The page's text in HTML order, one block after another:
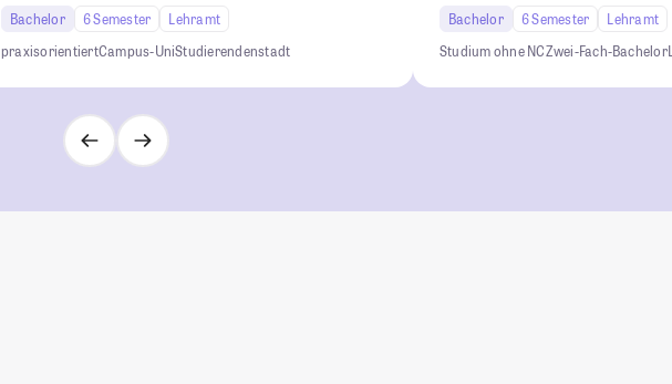
Bachelor 6 Semester
Lehramt
praxisorientiertCampus-UniStudierendenstadt
Bachelor 6 Semester
Lehramt
Studium ohne NCZwei-Fach-Bachelor